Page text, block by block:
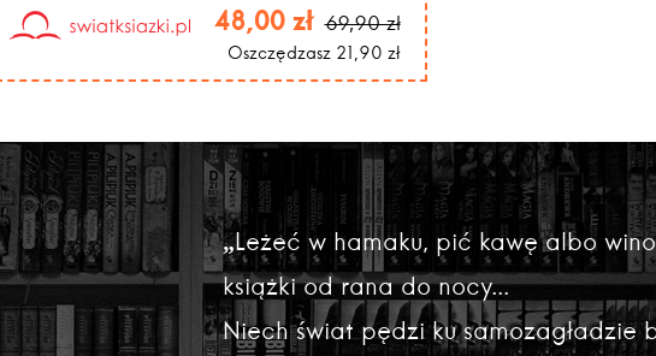
48,00 zł 69,90 zł
Oszczędzasz 21,90 zł
„Leżeć w hamaku, pić kawę albo
książki od rana do nocy...
Niech świat pędzi ku samozagładzie